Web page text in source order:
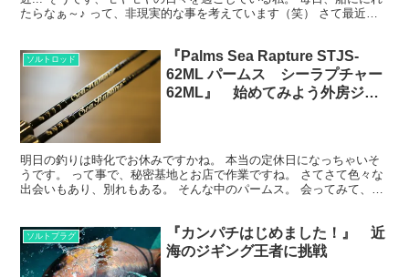
たらなぁ～♪ って、非現実的な事を考えています（笑） さて最近で
ソルトロッド
『Palms Sea Rapture STJS-
62ML パームス シーラプチャー
62ML』 始めてみよう外房ジギ
明日の釣りは時化でお休みですかね。 本当の定休日になっちゃいそ
うです。 って事で、秘密基地とお店で作業ですね。 さてさて色々な
出会いもあり、別れもある。 そんな中のパームス。 会ってみて、話
ソルトプラグ
『カンパチはじめました！』 近
海のジギング王者に挑戦